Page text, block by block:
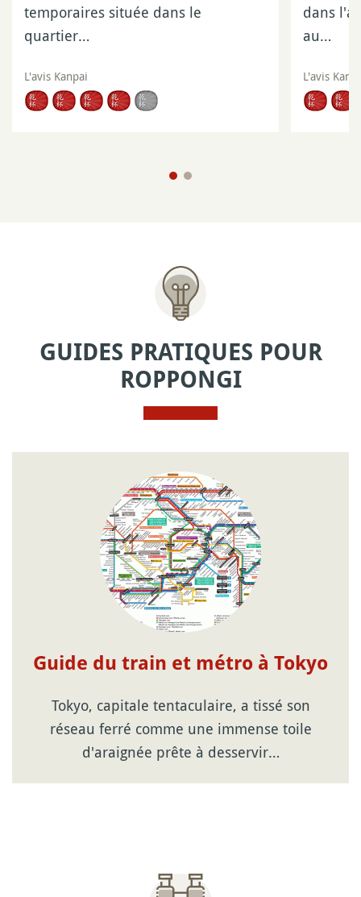
temporaires située dans le
quartier…
L'avis Kanpai
dans
au…
L'avis
GUIDES PRATIQUES POUR
ROPPONGI
Guide du train et métro à Tokyo
Tokyo, capitale tentaculaire, a tissé son
réseau ferré comme une immense toile
d'araignée prête à desservir…